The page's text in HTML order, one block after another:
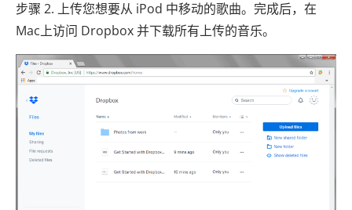
步骤 2. 上传您想要从 iPod 中移动的歌曲。完成后，在
Mac上访问 Dropbox 并下载所有上传的音乐。